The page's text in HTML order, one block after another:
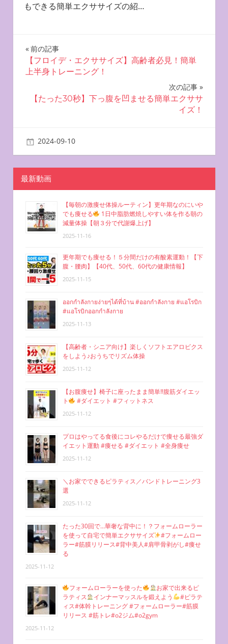
もできる簡単エクササイズの紹…
投
稿
ナ
ー
シ
ョ
ン
前の記事
【フロイデ・エクササイズ】高齢者必見！簡単
上半身トレーニング！
次の記事
【たった30秒】下っ腹を凹ませる簡単エクササ
イズ！
2024-09-10
最新動画
【毎朝の激痩せ体操ルーティン】更年期なのにいや
でも痩せる
1日中脂肪燃焼しやすい体を作る朝の
減量体操【朝３分で代謝爆上げ】
2025-11-16
更年期でも痩せる！５分間だけの有酸素運動！【下
腹・腰肉】【40代、50代、60代の健康情報】
2025-11-15
ออกกำลังกายง่ายๆได้ที่บ้าน #ออกกำลังกาย #แอโรบิก
#แอโรบิกออกกำลังกาย
2025-11-13
【高齢者・シニア向け】楽しくソフトエアロビクス
をしよう♪おうちでリズム体操
2025-11-12
【お腹痩せ】椅子に座ったまま簡単‼︎腹筋ダイエッ
ト
#ダイエット #フィットネス
2025-11-12
プロはやってる食後にコレやるだけで痩せる最強ダ
イエット運動 #痩せる #ダイエット #全身痩せ
2025-11-12
＼お家でできるピラティス／バンドトレーニング3
選
2025-11-12
たった30回で…華奢な背中に！？フォームローラー
を使って自宅で簡単エクササイズ
#フォームロー
ラー#筋膜リリース#背中美人#肩甲骨剥がし#痩せ
る
2025-11-12
フォームローラーを使った
お家で出来るピ
ラティス
インナーマッスルを鍛えよう
#ピラテ
ィス#体幹トレーニング #フォームローラー#筋膜
リリース #筋トレ#o2ジム#o2gym
2025-11-12